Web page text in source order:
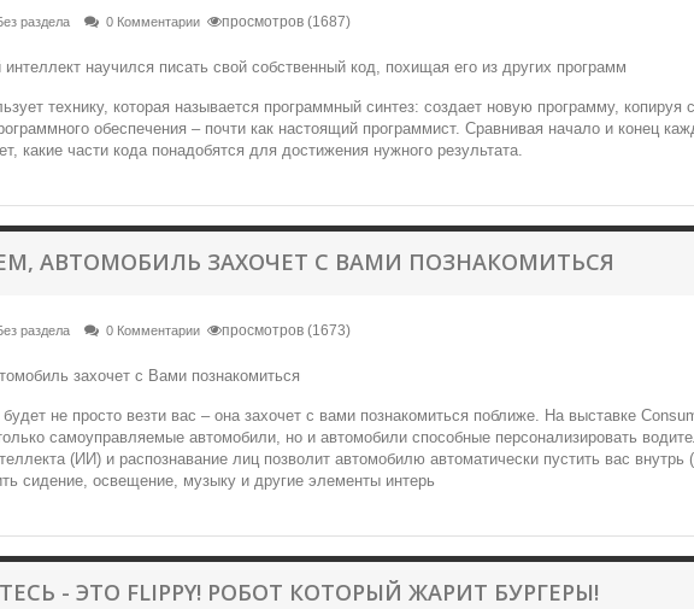
раздела 0 Комментарии просмотров (1687)
технику, которая называется программный синтез: создает новую программу, копируя
обеспечения – почти как настоящий программист. Сравнивая начало и конец
какие части кода понадобятся для достижения нужного результата.
АВТОМОБИЛЬ ЗАХОЧЕТ С ВАМИ ПОЗНАКОМИТЬСЯ
раздела 0 Комментарии просмотров (1673)
не просто везти вас – она захочет с вами познакомиться поближе. На выставке
самоуправляемые автомобили, но и автомобили способные персонализировать
(ИИ) и распознавание лиц позволит автомобилю автоматически пустить вас
сидение, освещение, музыку и другие элементы интерь
- ЭТО FLIPPY! РОБОТ КОТОРЫЙ ЖАРИТ БУРГЕРЫ!